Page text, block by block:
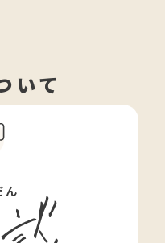
いて
ん